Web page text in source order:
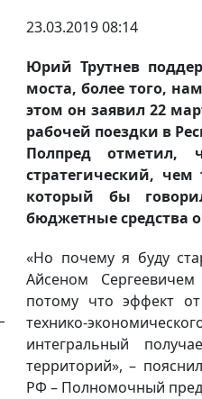
23.03.2019 08:14
Юрий Трутнев
моста, более того,
этом он заявил 22
рабочей поездки в
Полпред отметил,
стратегический, чем
который бы
бюджетные средства
«Но почему я буду
Айсеном
потому что эффект
технико-
интегральный
территорий», –
РФ – Полномочный